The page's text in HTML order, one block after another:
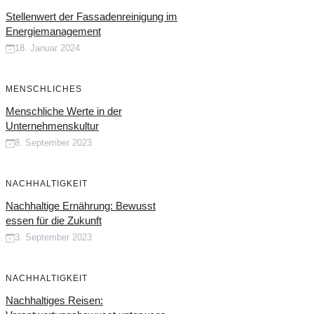
Stellenwert der Fassadenreinigung im
Energiemanagement
18. Januar 2024
MENSCHLICHES
Menschliche Werte in der
Unternehmenskultur
8. September 2023
NACHHALTIGKEIT
Nachhaltige Ernährung: Bewusst
essen für die Zukunft
3. September 2023
NACHHALTIGKEIT
Nachhaltiges Reisen: